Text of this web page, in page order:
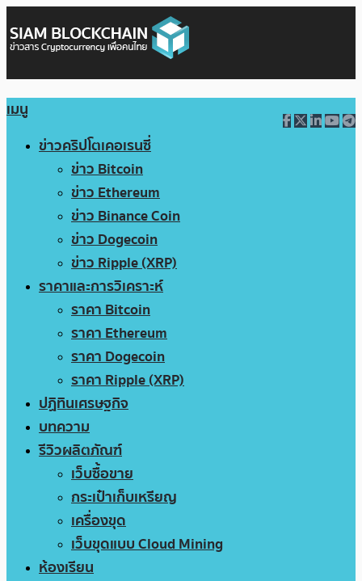
เมนู
ข่าวคริปโตเคอเรนซี่
ข่าว Bitcoin
ข่าว Ethereum
ข่าว Binance Coin
ข่าว Dogecoin
ข่าว Ripple (XRP)
ราคาและการวิเคราะห์
ราคา Bitcoin
ราคา Ethereum
ราคา Dogecoin
ราคา Ripple (XRP)
ปฏิทินเศรษฐกิจ
บทความ
รีวิวผลิตภัณฑ์
เว็บซื้อขาย
กระเป๋าเก็บเหรียญ
เครื่องขุด
เว็บขุดแบบ Cloud Mining
ห้องเรียน